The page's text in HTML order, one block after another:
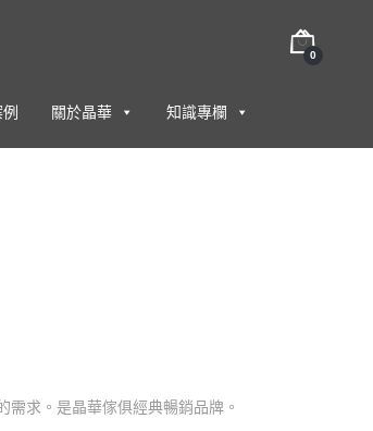
0
關於晶華 知識專欄
求。是晶華傢俱經典暢銷品牌。